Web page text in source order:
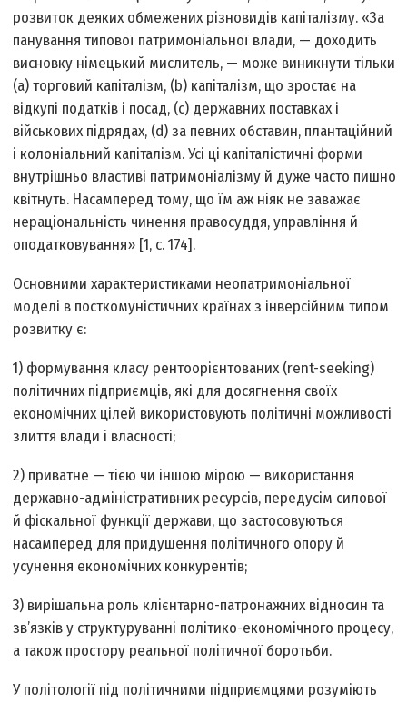
розвиток деяких обмежених різновидів капіталізму. «За
панування типової патримоніальної влади, — доходить
висновку німецький мислитель, — може виникнути тільки
(а) торговий капіталізм, (b) капіталізм, що зростає на
відкупі податків і посад, (с) державних поставках і
військових підрядах, (d) за певних обставин, плантаційний
і колоніальний капіталізм. Усі ці капіталістичні форми
внутрішньо властиві патримоніалізму й дуже часто пишно
квітнуть. Насамперед тому, що їм аж ніяк не заважає
нераціональність чинення правосуддя, управління й
оподатковування» [1, с. 174].
Основними характеристиками неопатримоніальної
моделі в посткомуністичних країнах з інверсійним типом
розвитку є:
1) формування класу рентоорієнтованих (rent-seeking)
політичних підприємців, які для досягнення своїх
економічних цілей використовують політичні можливості
злиття влади і власності;
2) приватне — тією чи іншою мірою — використання
державно-адміністративних ресурсів, передусім силової
й фіскальної функції держави, що застосовуються
насамперед для придушення політичного опору й
усунення економічних конкурентів;
3) вирішальна роль клієнтарно-патронажних відносин та
зв’язків у структуруванні політико-економічного процесу,
а також простору реальної політичної боротьби.
У політології під політичними підприємцями розуміють